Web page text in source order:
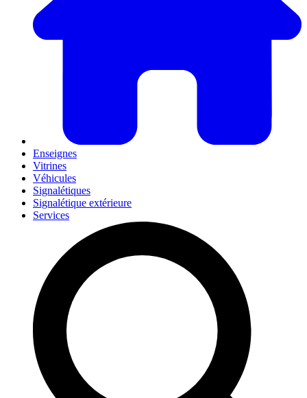
Enseignes
Vitrines
Véhicules
Signalétiques
Signalétique extérieure
Services